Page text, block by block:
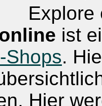
Explore
ist
Shops.
Hier